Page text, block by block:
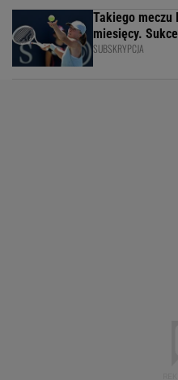
Takiego meczu
miesięcy.
SUBSKRYPCJA